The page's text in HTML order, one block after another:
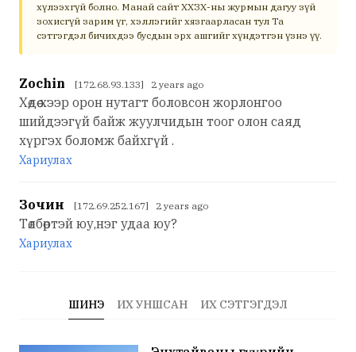
хүлээхгүй болно. Манай сайт ХХЗХ-ны журмын дагуу зүй
зохисгүй зарим үг, хэллэгийг хязгаарласан тул Та
сэтгэгдэл бичихдээ бусдын эрх ашгийг хүндэтгэн үзнэ үү.
Zochin [172.68.93.133] 2 years ago
Хөдөө хээр орон нутагт боловсон жорлонгоо
шийдээгүй байж жуулчидын тоог олон саяд
хүргэх боломж байхгүй .
Хариулах
Зочин [172.69.252.167] 2 years ago
Төлбөртэй юу,нэг удаа юу?
Хариулах
ШИНЭ ИХ УНШСАН ИХ СЭТГЭГДЭЛ